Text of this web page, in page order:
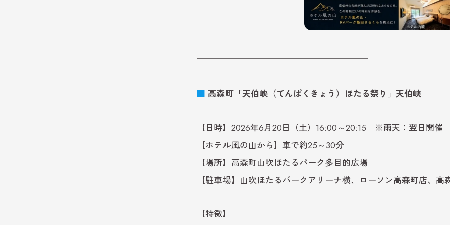
────────────────────
■ 高森町「天伯峡（てんぱくきょう）ほたる祭り」天伯峡
【日時】2026年6月20日（土）16:00～20:15 ※雨天：翌日開催
【ホテル風の山から】車で約25～30分
【場所】高森町山吹ほたるパーク多目的広場
【駐車場】山吹ほたるパークアリーナ横、ローソン高森町店、高
【特徴】